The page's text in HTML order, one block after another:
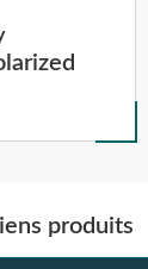
produits